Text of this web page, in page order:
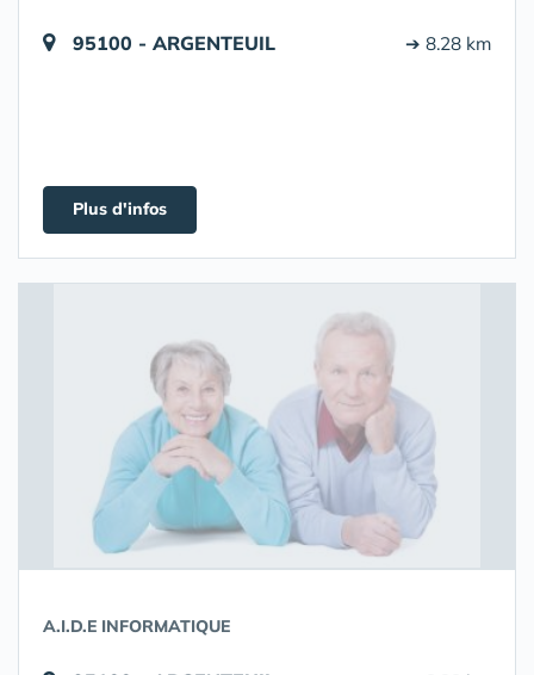
95100 - ARGENTEUIL ➔ 8.28 km
Plus d'infos
A.I.D.E INFORMATIQUE